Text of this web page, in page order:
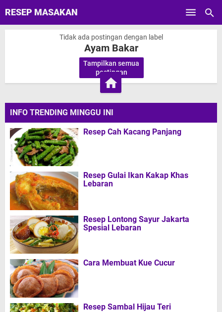
Skip to main content
RESEP MASAKAN
Tidak ada postingan dengan label
Ayam Bakar
Tampilkan semua
postingan
INFO TRENDING MINGGU INI
Resep Cah Kacang Panjang
Resep Gulai Ikan Kakap Khas
Lebaran
Resep Lontong Sayur Jakarta
Spesial Lebaran
Cara Membuat Kue Cucur
Resep Sambal Hijau Teri